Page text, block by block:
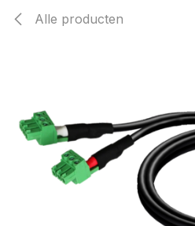
Alle producten